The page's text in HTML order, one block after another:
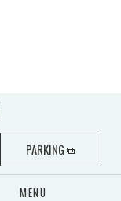
PARKING
MENU